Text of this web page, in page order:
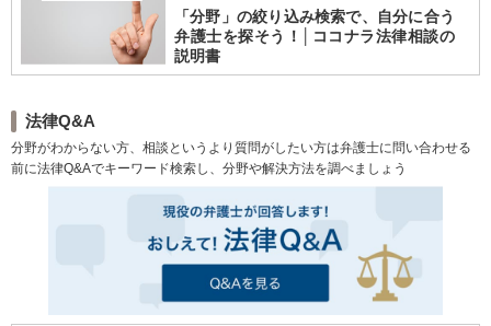
ご相談者様のお役に立てるよ
う尽力します。
「分野」の絞り込み検索で、自分に合う
弁護士を探そう！│ココナラ法律相談の
説明書
法律Q&A
分野がわからない方、相談というより質問がしたい方は弁護士に問い合わせる
前に法律Q&Aでキーワード検索し、分野や解決方法を調べましょう